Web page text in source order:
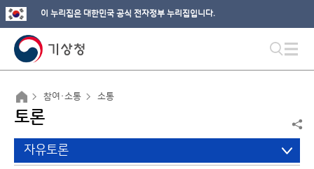
이 누리집은 대한민국 공식 전자정부 누리집입니다.
참여·소통 소통
토론
자유토론